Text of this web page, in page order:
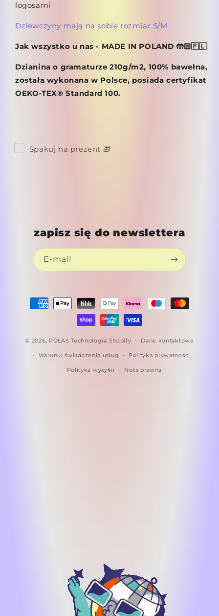
logosami
Dziewczyny mają na sobie rozmiar S/M
Jak wszystko u nas - MADE IN POLAND 🤲🏻🇵🇱
Dzianina o gramaturze 210g/m2, 100% bawełna,
została wykonana w Polsce, posiada certyfikat
OEKO-TEX® Standard 100.
Spakuj na prezent 🎁
zapisz się do newslettera
E-mail
Metody
płatności
© 2026, POLAS Technologia Shopify Dane kontaktowe
Warunki świadczenia usług Polityka prywatności
Polityka wysyłki Nota prawna